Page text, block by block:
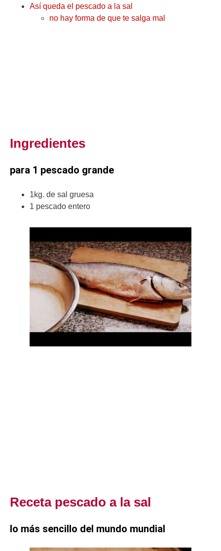
Así queda el pescado a la sal
no hay forma de que te salga mal
Ingredientes
para 1 pescado grande
1kg. de sal gruesa
1 pescado entero
Receta pescado a la sal
lo más sencillo del mundo mundial